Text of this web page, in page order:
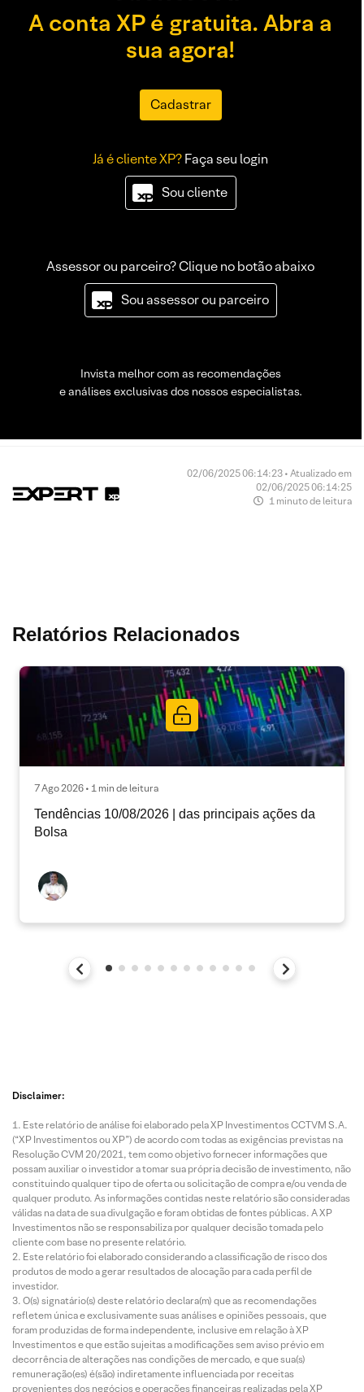
A conta XP é gratuita. Abra a
sua agora!
Cadastrar
Já é cliente XP?Faça seu login
Sou cliente
Assessor ou parceiro? Clique no botão abaixo
Sou assessor ou parceiro
Invista melhor com as recomendações
e análises exclusivas dos nossos especialistas.
02/06/2025 06:14:23 • Atualizado em
02/06/2025 06:14:25
1 minuto de leitura
Relatórios Relacionados
7 Ago 2026 • 1 min de leitura
Tendências 10/08/2026 | das principais ações da
Bolsa
Disclaimer:
Este relatório de análise foi elaborado pela XP Investimentos CCTVM S.A.
(“XP Investimentos ou XP”) de acordo com todas as exigências previstas na
Resolução CVM 20/2021, tem como objetivo fornecer informações que
possam auxiliar o investidor a tomar sua própria decisão de investimento, não
constituindo qualquer tipo de oferta ou solicitação de compra e/ou venda de
qualquer produto. As informações contidas neste relatório são consideradas
válidas na data de sua divulgação e foram obtidas de fontes públicas. A XP
Investimentos não se responsabiliza por qualquer decisão tomada pelo
cliente com base no presente relatório.
Este relatório foi elaborado considerando a classificação de risco dos
produtos de modo a gerar resultados de alocação para cada perfil de
investidor.
O(s) signatário(s) deste relatório declara(m) que as recomendações
refletem única e exclusivamente suas análises e opiniões pessoais, que
foram produzidas de forma independente, inclusive em relação à XP
Investimentos e que estão sujeitas a modificações sem aviso prévio em
decorrência de alterações nas condições de mercado, e que sua(s)
remuneração(es) é(são) indiretamente influenciada por receitas
provenientes dos negócios e operações financeiras realizadas pela XP